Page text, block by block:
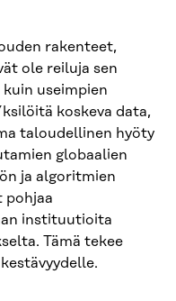
rakenteet,
ole reiluja sen
useimpien
koskeva data,
taloudellinen hyöty
globaalien
ja algoritmien
pohjaa
instituutioita
Tämä tekee